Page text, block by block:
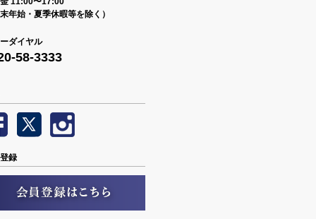
末年始・夏季休暇等を除く）
ダイヤル
58-3333
録